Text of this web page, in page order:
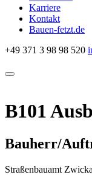
Karriere
Kontakt
Bauen-fetzt.de
+49 371 3 98 98 520
B101
Bauherr/
Straßenbauamt